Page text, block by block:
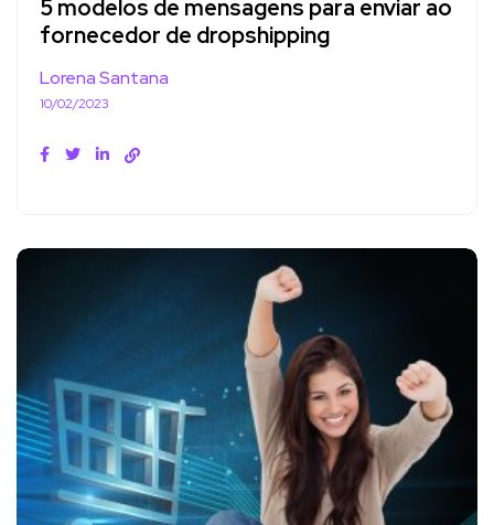
5 modelos de mensagens para enviar ao
fornecedor de dropshipping
Lorena Santana
10/02/2023